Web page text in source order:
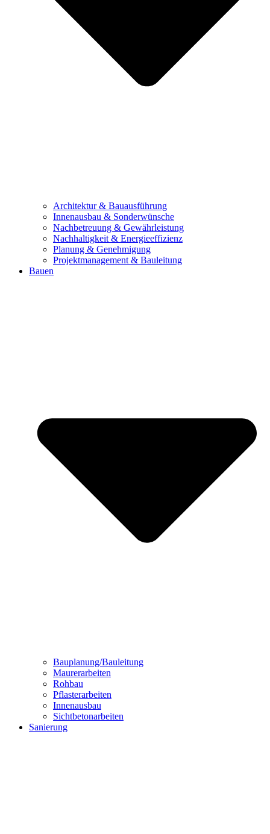
Architektur & Bauausführung
Innenausbau & Sonderwünsche
Nachbetreuung & Gewährleistung
Nachhaltigkeit & Energieeffizienz
Planung & Genehmigung
Projektmanagement & Bauleitung
Bauen
Bauplanung/Bauleitung
Maurerarbeiten
Rohbau
Pflasterarbeiten
Innenausbau
Sichtbetonarbeiten
Sanierung